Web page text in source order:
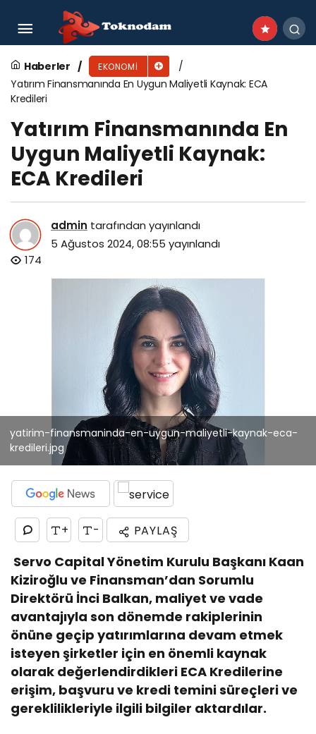
Haberler EKONOMI
Yatırım Finansmanında En Uygun Maliyetli Kaynak: ECA
Kredileri
Yatırım Finansmanında En
Uygun Maliyetli Kaynak:
ECA Kredileri
admin tarafından yayınlandı
5 Ağustos 2024, 08:55 yayınlandı
174
yatirim-finansmaninda-en-uygun-maliyetli-kaynak-eca-
kredileri.jpg
+ - PAYLAŞ
Servo Capital Yönetim Kurulu Başkanı Kaan
Kiziroğlu ve Finansman’dan Sorumlu
Direktörü İnci Balkan, maliyet ve vade
avantajıyla son dönemde rakiplerinin
önüne geçip yatırımlarına devam etmek
isteyen şirketler için en önemli kaynak
olarak değerlendirdikleri ECA Kredilerine
erişim, başvuru ve kredi temini süreçleri ve
gereklilikleriyle ilgili bilgiler aktardılar.
Çalık Enerji’nin yeni CEO’su Temel Kotil oldu